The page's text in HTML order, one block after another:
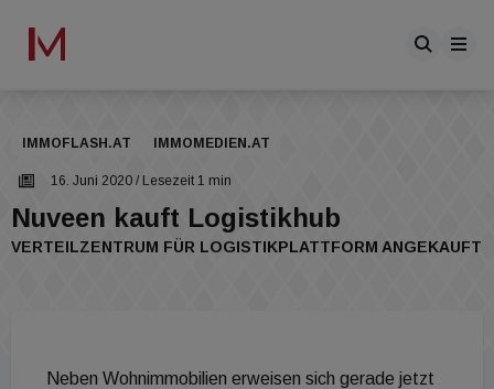
IMMOFLASH.AT IMMOMEDIEN.AT
16. Juni 2020 / Lesezeit 1 min
Nuveen kauft Logistikhub
VERTEILZENTRUM FÜR LOGISTIKPLATTFORM ANGEKAUFT
Neben Wohnimmobilien erweisen sich gerade jetzt